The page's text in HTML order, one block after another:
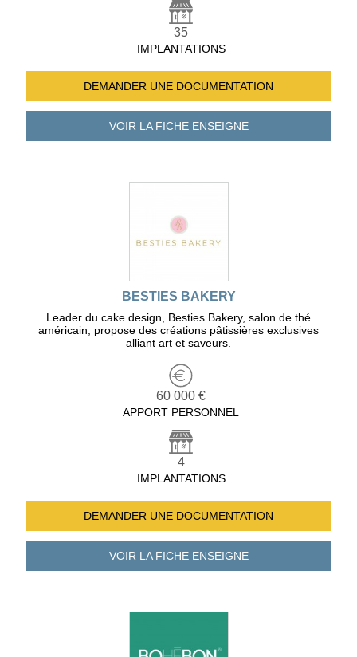
35
IMPLANTATIONS
DEMANDER UNE DOCUMENTATION
VOIR LA FICHEENSEIGNE
BESTIES BAKERY
Leader du cake design, Besties Bakery, salon de thé
américain, propose des créations pâtissières exclusives
alliant art et saveurs.
60 000 €
APPORT PERSONNEL
4
IMPLANTATIONS
DEMANDER UNE DOCUMENTATION
VOIR LA FICHEENSEIGNE